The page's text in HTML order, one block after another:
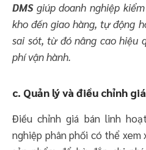
DMSgiúp doanh nghiệp
kho đến giao hàng, tự động
sai sót, từ đó nâng cao hiệu
phí vận hành.
c. Quản lý và điều chỉnh
Điều chỉnh giá bán linh
nghiệp phân phối có thể xem